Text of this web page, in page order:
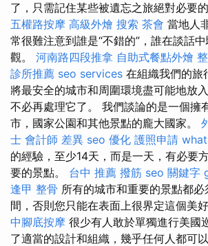
了，只需記住某些被遺忘之旅絕對必要的
五權路按摩 高級外燴 搜索 茶會 當地人
常很難注意到誰是“不錯的”，誰在談話
觀。 河南路四段推拿 自助式餐點外燴
診所推薦 seo services 在組織我們的旅
將最安全的城市和周圍環境盡可能地放
不必再處理它了。 我們談論的是一個擁
市，國家公園和其他景點的龐大國家。
士 會計師 差異 seo 優化 護照申請
的經驗，至少14天，而是一天，有必要
要的景點。 台中 推薦 撥筋 seo 關鍵字
逢甲 整骨 所有的城市和重要的景點都
間，否則您只能在表面上很界定這個美
中腳底按摩 很少有人敢於單獨進行美國
了適當的設計和組織，幾乎任何人都可